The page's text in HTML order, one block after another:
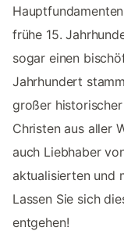
frühe 15.
sogar einen
Jahrhundert
großer
Christen aus aller
auch Liebhaber
aktualisierten und
Lassen Sie sich
entgehen!